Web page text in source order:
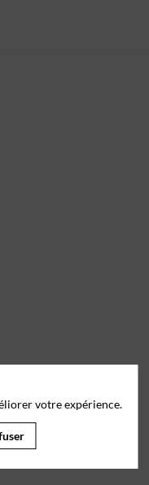
votre expérience.